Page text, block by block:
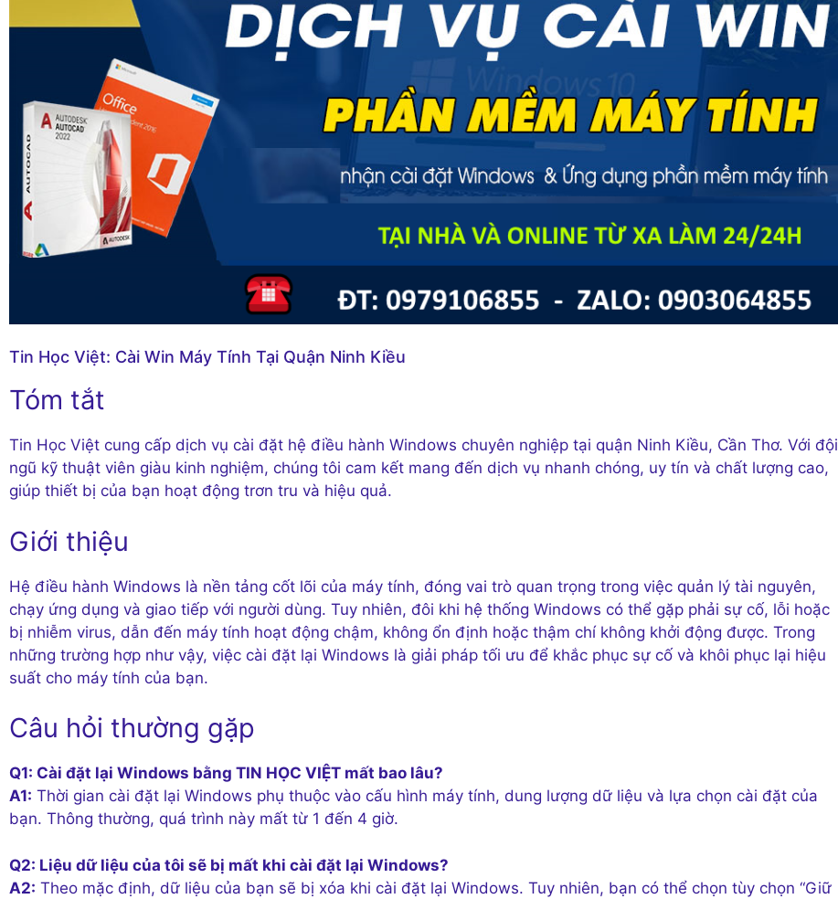
Tin Học Việt: Cài Win Máy Tính Tại Quận Ninh Kiều
Tóm tắt
Tin Học Việt cung cấp dịch vụ cài đặt hệ điều hành Windows chuyên nghiệp tại quận Ninh Kiều, Cần Thơ. Với đội
ngũ kỹ thuật viên giàu kinh nghiệm, chúng tôi cam kết mang đến dịch vụ nhanh chóng, uy tín và chất lượng cao,
giúp thiết bị của bạn hoạt động trơn tru và hiệu quả.
Giới thiệu
Hệ điều hành Windows là nền tảng cốt lõi của máy tính, đóng vai trò quan trọng trong việc quản lý tài nguyên,
chạy ứng dụng và giao tiếp với người dùng. Tuy nhiên, đôi khi hệ thống Windows có thể gặp phải sự cố, lỗi hoặc
bị nhiễm virus, dẫn đến máy tính hoạt động chậm, không ổn định hoặc thậm chí không khởi động được. Trong
những trường hợp như vậy, việc cài đặt lại Windows là giải pháp tối ưu để khắc phục sự cố và khôi phục lại hiệu
suất cho máy tính của bạn.
Câu hỏi thường gặp
Q1: Cài đặt lại Windows bằng TIN HỌC VIỆT mất bao lâu?
A1: Thời gian cài đặt lại Windows phụ thuộc vào cấu hình máy tính, dung lượng dữ liệu và lựa chọn cài đặt của
bạn. Thông thường, quá trình này mất từ 1 đến 4 giờ.
Q2: Liệu dữ liệu của tôi sẽ bị mất khi cài đặt lại Windows?
A2: Theo mặc định, dữ liệu của bạn sẽ bị xóa khi cài đặt lại Windows. Tuy nhiên, bạn có thể chọn tùy chọn “Giữ